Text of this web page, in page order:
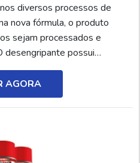
diversos processos de
nova fórmula, o produto
sejam processados e
desengripante possui
profundidade
performance como
DO
AGORA